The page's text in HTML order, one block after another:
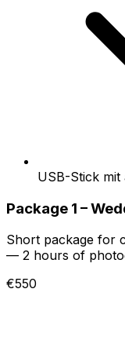
USB-Stick mit
Package 1 –
Short package for
— 2 hours of
€550